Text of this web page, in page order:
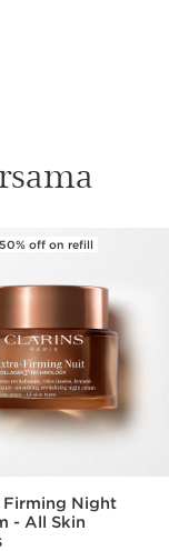
off on refill
Firming Night
- All Skin